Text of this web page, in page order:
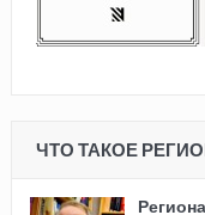
ЧТО ТАКОЕ